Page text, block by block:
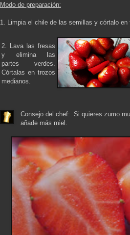
Modo de preparación:
1. Limpia el chile de las semillas y córtalo en
2. Lava las fresas
y elimina las
partes verdes.
Córtalas en trozos
medianos.
Consejo del chef: Si quieres zumo
añade más miel.